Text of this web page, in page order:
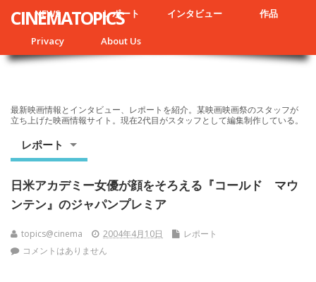
NEWS レポート インタビュー 作品
Privacy About Us
CINEMATOPICS
最新映画情報とインタビュー、レポートを紹介。某映画映画祭のスタッフが
立ち上げた映画情報サイト。現在2代目がスタッフとして編集制作している。
レポート
日米アカデミー女優が顔をそろえる『コールド マウ
ンテン』のジャパンプレミア
topics@cinema 2004年4月10日
レポート
コメントはありません